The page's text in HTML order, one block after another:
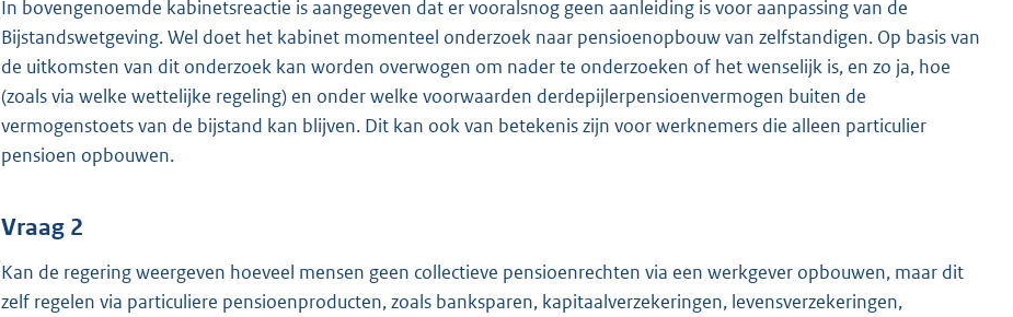
In bovengenoemde kabinetsreactie is aangegeven dat er vooralsnog geen aanleiding is voor aanpassing van de
Bijstandswetgeving. Wel doet het kabinet momenteel onderzoek naar pensioenopbouw van zelfstandigen. Op basis van
de uitkomsten van dit onderzoek kan worden overwogen om nader te onderzoeken of het wenselijk is, en zo ja, hoe
(zoals via welke wettelijke regeling) en onder welke voorwaarden derdepijlerpensioenvermogen buiten de
vermogenstoets van de bijstand kan blijven. Dit kan ook van betekenis zijn voor werknemers die alleen particulier
pensioen opbouwen.
Vraag 2
Kan de regering weergeven hoeveel mensen geen collectieve pensioenrechten via een werkgever opbouwen, maar dit
zelf regelen via particuliere pensioenproducten, zoals banksparen, kapitaalverzekeringen, levensverzekeringen,